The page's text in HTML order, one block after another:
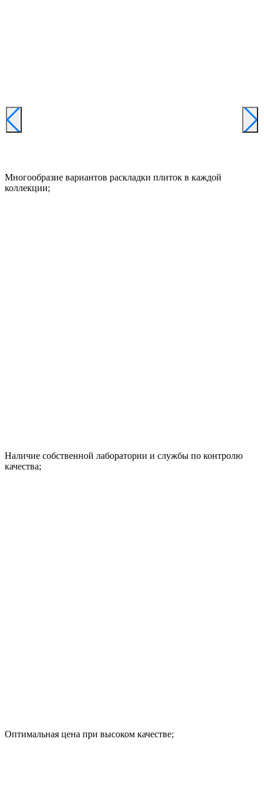
Многообразие вариантов раскладки плиток в каждой
коллекции;
Наличие собственной лаборатории и службы по контролю
качества;
Оптимальная цена при высоком качестве;